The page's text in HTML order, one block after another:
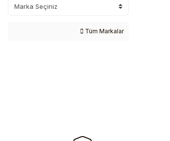
Tüm Markalar